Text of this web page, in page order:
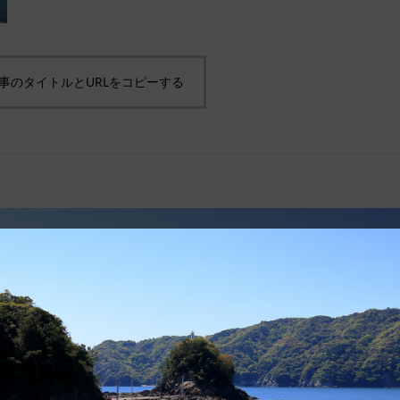
のタイトルとURLをコピーする